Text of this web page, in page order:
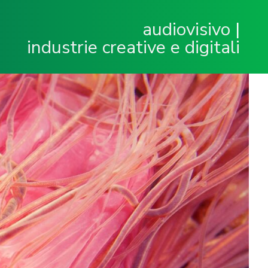
audiovisivo |
industrie creative e digitali